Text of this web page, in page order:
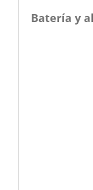
Batería y